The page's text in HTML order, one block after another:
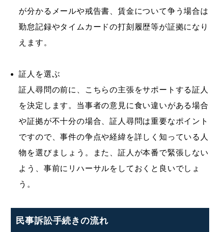
が分かるメールや戒告書、賃金について争う場合は
勤怠記録やタイムカードの打刻履歴等が証拠になり
えます。
証人を選ぶ
証人尋問の前に、こちらの主張をサポートする証人
を決定します。当事者の意見に食い違いがある場合
や証拠が不十分の場合、証人尋問は重要なポイント
ですので、事件の争点や経緯を詳しく知っている人
物を選びましょう。また、証人が本番で緊張しない
よう、事前にリハーサルをしておくと良いでしょ
う。
民事訴訟手続きの流れ